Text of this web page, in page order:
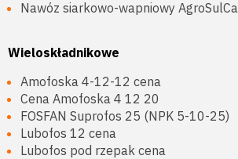
Nawóz siarkowo-wapniowy AgroSulCa
Wieloskładnikowe
Amofoska 4-12-12 cena
Cena Amofoska 4 12 20
FOSFAN Suprofos 25 (NPK 5-10-25)
Lubofos 12 cena
Lubofos pod rzepak cena